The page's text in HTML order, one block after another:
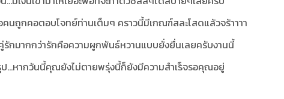
คนถูกคอตอบโจทย์ท่านเต็มๆ คราวนี้มีเกณฑ์สละโสดแล้วจร้าาาา
รักมากกว่ารักคือความผูกพันธ์หวานแบบยั่งยื่นเลยครับงานนี้
...หากวันนี้คุณยังไม่ตายพรุ่งนี้ก็ยังมีความสำเร็จรอคุณอยู่